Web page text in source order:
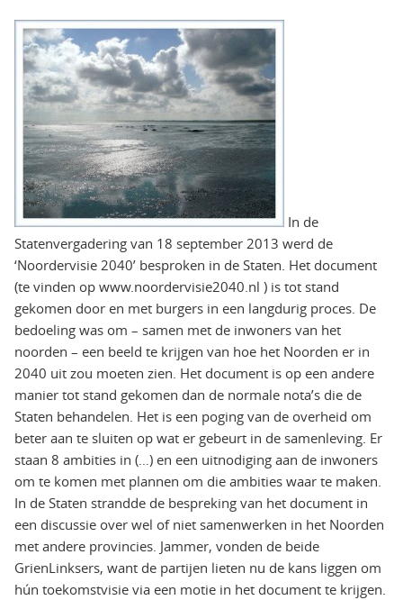
In de
Statenvergadering van 18 september 2013 werd de
‘Noordervisie 2040’ besproken in de Staten. Het document
(te vinden op www.noordervisie2040.nl ) is tot stand
gekomen door en met burgers in een langdurig proces. De
bedoeling was om – samen met de inwoners van het
noorden – een beeld te krijgen van hoe het Noorden er in
2040 uit zou moeten zien. Het document is op een andere
manier tot stand gekomen dan de normale nota’s die de
Staten behandelen. Het is een poging van de overheid om
beter aan te sluiten op wat er gebeurt in de samenleving. Er
staan 8 ambities in (…) en een uitnodiging aan de inwoners
om te komen met plannen om die ambities waar te maken.
In de Staten strandde de bespreking van het document in
een discussie over wel of niet samenwerken in het Noorden
met andere provincies. Jammer, vonden de beide
GrienLinksers, want de partijen lieten nu de kans liggen om
hún toekomstvisie via een motie in het document te krijgen.